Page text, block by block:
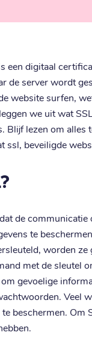
een digitaal
de server wordt
website surfen,
we uit wat
Blijf lezen om alles
ssl, beveiligde
de
te
worden
met de sleutel
gevoelige
Veel
beschermen. Om